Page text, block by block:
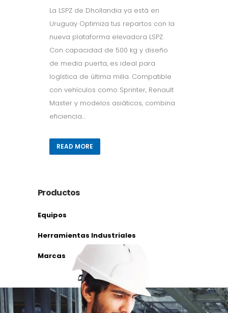
La LSPZ de Dhollandia ya está en
Uruguay Optimiza tus repartos con la
nueva plataforma elevadora LSPZ.
Con capacidad de 500 kg y diseño
de media puerta, es ideal para
logística de última milla. Compatible
con vehículos como Sprinter, Renault
Master y modelos asiáticos, combina
eficiencia...
READ MORE
Productos
Equipos
Herramientas Industriales
Marcas